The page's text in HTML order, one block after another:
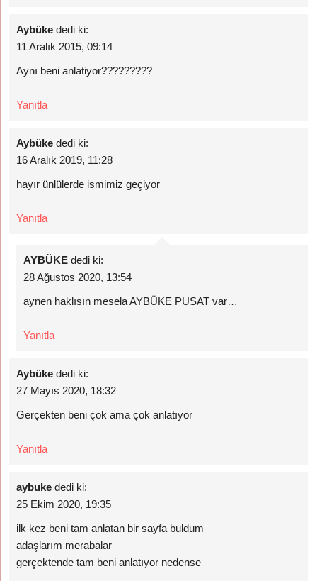
Aybüke dedi ki:
11 Aralık 2015, 09:14
Aynı beni anlatiyor?????????
Yanıtla
Aybüke dedi ki:
16 Aralık 2019, 11:28
hayır ünlülerde ismimiz geçiyor
Yanıtla
AYBÜKE dedi ki:
28 Ağustos 2020, 13:54
aynen haklısın mesela AYBÜKE PUSAT var…
Yanıtla
Aybüke dedi ki:
27 Mayıs 2020, 18:32
Gerçekten beni çok ama çok anlatıyor
Yanıtla
aybuke dedi ki:
25 Ekim 2020, 19:35
ilk kez beni tam anlatan bir sayfa buldum
adaşlarım merabalar
gerçektende tam beni anlatıyor nedense